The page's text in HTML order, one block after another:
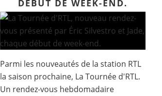
DÉBUT DE WEEK-END.
Parmi les nouveautés de la station RTL
la saison prochaine, La Tournée d'RTL.
Un rendez-vous hebdomadaire